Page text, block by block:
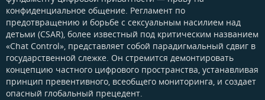
конфиденциальное общение. Регламент по
предотвращению и борьбе с сексуальным насилием над
детьми (CSAR), более известный под критическим названием
«Chat Control», представляет собой парадигмальный сдвиг в
государственной слежке. Он стремится демонтировать
концепцию частного цифрового пространства, устанавливая
принцип превентивного, всеобщего мониторинга, и создает
опасный глобальный прецедент.